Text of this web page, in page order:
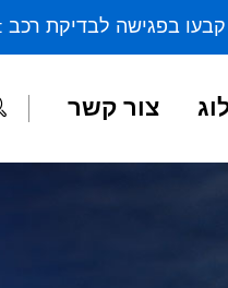
קבעו בפגישה לבדיקת רכב :
צור קשר